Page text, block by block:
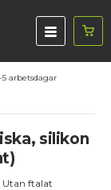
5 arbetsdagar
silikon
Utan ftalat